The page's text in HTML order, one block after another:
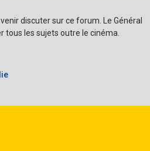
discuter sur ce forum. Le Général
les sujets outre le cinéma.